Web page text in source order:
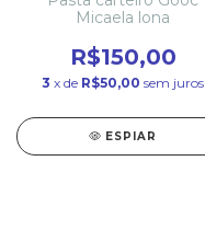
Micaela lona
R$150,00
3 x de R$50,00 sem juros
ESPIAR